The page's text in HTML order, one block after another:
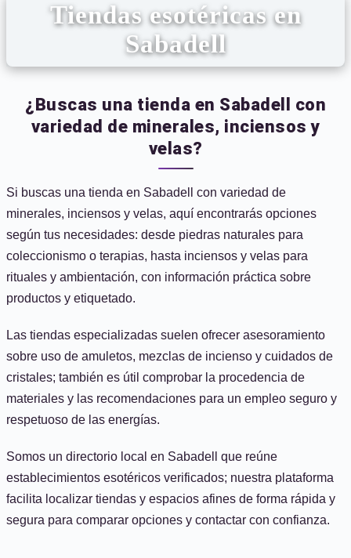
Tiendas esotéricas en
Sabadell
¿Buscas una tienda en Sabadell con
variedad de minerales, inciensos y
velas?
Si buscas una tienda en Sabadell con variedad de
minerales, inciensos y velas, aquí encontrarás opciones
según tus necesidades: desde piedras naturales para
coleccionismo o terapias, hasta inciensos y velas para
rituales y ambientación, con información práctica sobre
productos y etiquetado.
Las tiendas especializadas suelen ofrecer asesoramiento
sobre uso de amuletos, mezclas de incienso y cuidados de
cristales; también es útil comprobar la procedencia de
materiales y las recomendaciones para un empleo seguro y
respetuoso de las energías.
Somos un directorio local en Sabadell que reúne
establecimientos esotéricos verificados; nuestra plataforma
facilita localizar tiendas y espacios afines de forma rápida y
segura para comparar opciones y contactar con confianza.